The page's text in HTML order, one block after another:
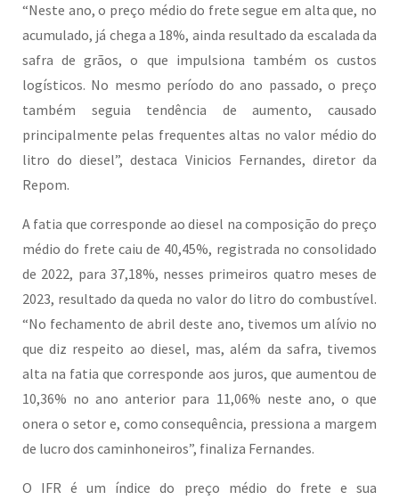
“Neste ano, o preço médio do frete segue em alta que, no
acumulado, já chega a 18%, ainda resultado da escalada da
safra de grãos, o que impulsiona também os custos
logísticos. No mesmo período do ano passado, o preço
também seguia tendência de aumento, causado
principalmente pelas frequentes altas no valor médio do
litro do diesel”, destaca Vinicios Fernandes, diretor da
Repom.
A fatia que corresponde ao diesel na composição do preço
médio do frete caiu de 40,45%, registrada no consolidado
de 2022, para 37,18%, nesses primeiros quatro meses de
2023, resultado da queda no valor do litro do combustível.
“No fechamento de abril deste ano, tivemos um alívio no
que diz respeito ao diesel, mas, além da safra, tivemos
alta na fatia que corresponde aos juros, que aumentou de
10,36% no ano anterior para 11,06% neste ano, o que
onera o setor e, como consequência, pressiona a margem
de lucro dos caminhoneiros”, finaliza Fernandes.
O IFR é um índice do preço médio do frete e sua